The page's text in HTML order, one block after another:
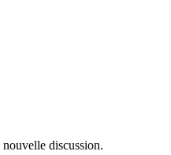
discussion.